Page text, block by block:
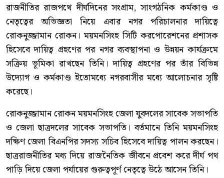
রাজনীতির রাজপথে দীর্ঘদিনের সংগ্রাম, সাংগঠনিক কর্মকাণ্ড ও
নেতৃত্বের অভিজ্ঞতা নিয়ে এবার নগর পরিচালনার দায়িত্বে
রোকনুজ্জামান রোকন। ময়মনসিংহ সিটি করপোরেশনের প্রশাসক
হিসেবে দায়িত্ব গ্রহণের পর নগর ব্যবস্থাপনা ও উন্নয়ন কার্যক্রমে
সক্রিয় ভূমিকা রাখছেন তিনি। দায়িত্ব গ্রহণের পর তাঁর বিভিন্ন
উদ্যোগ ও কর্মকাণ্ড ইতোমধ্যে নগরবাসীর মধ্যে আলোচনার সৃষ্টি
করেছে।
রোকনুজ্জামান রোকন ময়মনসিংহ জেলা যুবদলের সাবেক সভাপতি
ও জেলা ছাত্রদলের সাবেক সভাপতি। বর্তমানে তিনি ময়মনসিংহ
দক্ষিণ জেলা বিএনপির সদস্য সচিব হিসেবে দায়িত্ব পালন করছেন।
ছাত্ররাজনীতির মধ্য দিয়ে রাজনৈতিক জীবনে প্রবেশ করে দীর্ঘ পথ
পাড়ি দিয়ে জেলা পর্যায়ের গুরুত্বপূর্ণ নেতৃত্বে উঠে আসেন তিনি।